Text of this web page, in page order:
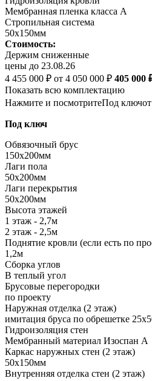
Мембранная пленка класса А
Стропильная система
50х150мм
Стоимость:
Держим сниженные
цены до 23.08.26
4 455 000 ₽ от 4 050 000 ₽ 405 000
Показать всю комплектацию
Нажмите и посмотритеПод ключ
Под ключ
Обвязочный брус
150х200мм
Лаги пола
50х200мм
Лаги перекрытия
50х200мм
Высота этажей
1 этаж - 2,7м
2 этаж - 2,5м
Поднятие кровли (если есть по
1,2м
Сборка углов
В теплый угол
Брусовые перегородки
по проекту
Наружная отделка (2 этаж)
имитация бруса по обрешетке
Гидроизоляция стен
Мембранный материал Изоспан А
Каркас наружных стен (2 этаж)
50х150мм
Внутренняя отделка стен (2 этаж)